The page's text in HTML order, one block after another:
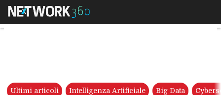
Managed Service Provider
Ultimi articoli Intelligenza Artificiale Big Data